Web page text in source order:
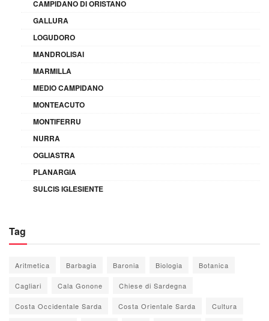
CAMPIDANO DI ORISTANO
GALLURA
LOGUDORO
MANDROLISAI
MARMILLA
MEDIO CAMPIDANO
MONTEACUTO
MONTIFERRU
NURRA
OGLIASTRA
PLANARGIA
SULCIS IGLESIENTE
Tag
Aritmetica Barbagia Baronia Biologia Botanica
Cagliari Cala Gonone Chiese di Sardegna
Costa Occidentale Sarda Costa Orientale Sarda Cultura